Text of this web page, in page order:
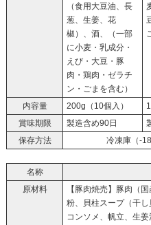
（食用大豆油、長
葱、生姜、花
椒）、酒、（一部
に小麦・乳成分・
えび・大豆・豚
肉・鶏肉・ゼラチ
ン・ごまを含む）
内容量 200g（10個入）
賞味期限
製造含め90日
保存方法
冷凍庫（-
名称
原材料
【豚肉焼売】豚肉（
粉、貝柱スープ（干し
コンソメ、帆立、生